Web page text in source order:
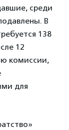
среди
В
138
12
комиссии,
для